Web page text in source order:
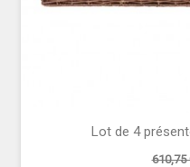
Lot de 4
610,75